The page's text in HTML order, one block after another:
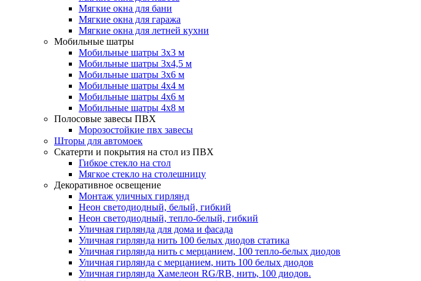
Мягкие окна для бани
Мягкие окна для гаража
Мягкие окна для летней кухни
Мобильные шатры
Мобильные шатры 3х3 м
Мобильные шатры 3х4,5 м
Мобильные шатры 3х6 м
Мобильные шатры 4х4 м
Мобильные шатры 4х6 м
Мобильные шатры 4х8 м
Полосовые завесы ПВХ
Морозостойкие пвх завесы
Шторы для автомоек
Скатерти и покрытия на стол из ПВХ
Гибкое стекло на стол
Мягкое стекло на столешницу
Декоративное освещение
Монтаж уличных гирлянд
Неон светодиодный, белый, гибкий
Неон светодиодный, тепло-белый, гибкий
Уличная гирлянда для дома и фасада
Уличная гирлянда нить 100 белых диодов статика
Уличная гирлянда нить с мерцанием, 100 тепло-белых диодов
Уличная гирлянда с мерцанием, нить 100 белых диодов
Уличная гирлянда Хамелеон RG/RB, нить, 100 диодов.